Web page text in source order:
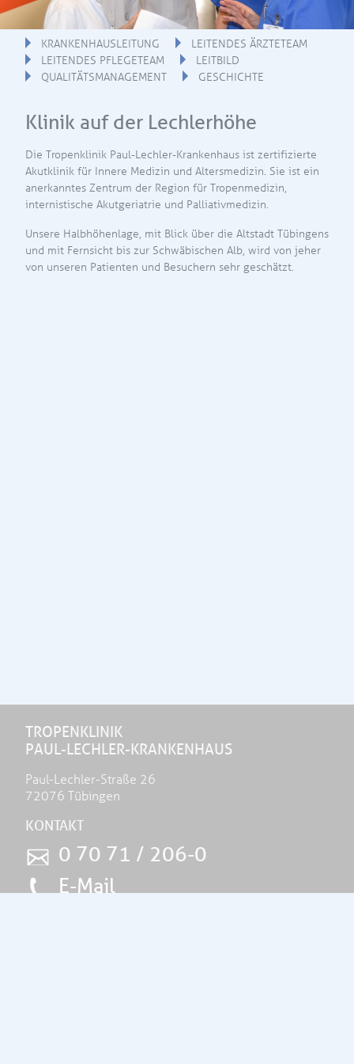
KRANKENHAUSLEITUNG
LEITENDES ÄRZTETEAM
LEITENDES PFLEGETEAM
LEITBILD
QUALITÄTSMANAGEMENT
GESCHICHTE
Klinik auf der Lechlerhöhe
Die Tropenklinik Paul-Lechler-Krankenhaus ist zertifizierte
Akutklinik für Innere Medizin und Altersmedizin. Sie ist ein
anerkanntes Zentrum der Region für Tropenmedizin,
internistische Akutgeriatrie und Palliativmedizin.
Unsere Halbhöhenlage, mit Blick über die Altstadt Tübingens
und mit Fernsicht bis zur Schwäbischen Alb, wird von jeher
von unseren Patienten und Besuchern sehr geschätzt.
TROPENKLINIK
PAUL-LECHLER-KRANKENHAUS
Paul-Lechler-Straße 26
72076 Tübingen
KONTAKT
0 70 71 / 206-0
E-Mail